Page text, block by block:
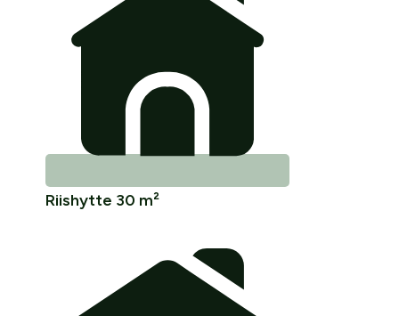
Riishytte 30 m²